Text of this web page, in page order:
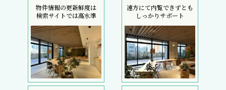
物件情報の更新鮮度は
検索サイトでは高水準
遠方にて内覧できずとも
しっかりサポート